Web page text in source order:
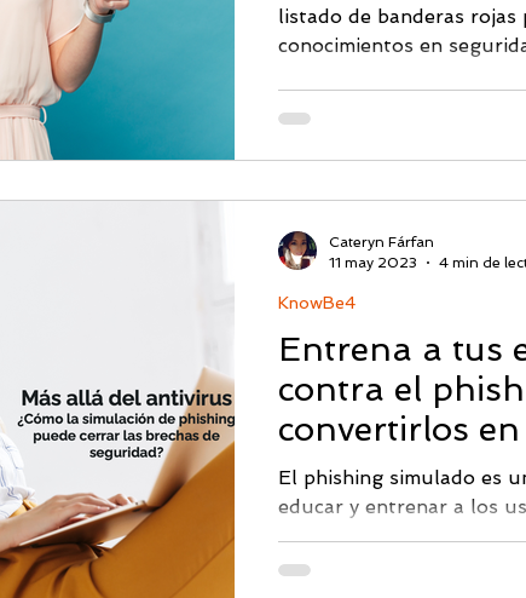
listado de banderas
conocimientos en
Entrena a tus
contra el
convertirlos
línea de
El phishing simulado es
educar y entrenar a los
ataques de phishing.
electrónicos falsos que
KnowBe4
Cateryn Fárfan
11 may 2023
4 min de